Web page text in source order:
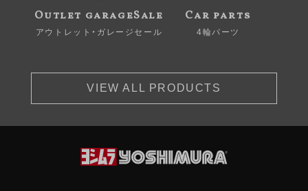
Outlet garageSale
アウトレット・ガレージセール
Car parts
4輪パーツ
VIEW ALL PRODUCTS